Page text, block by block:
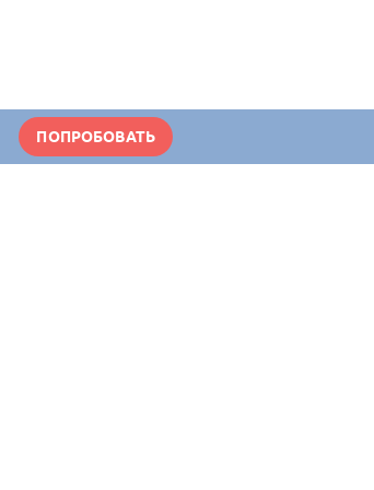
ПОПРОБОВАТЬ